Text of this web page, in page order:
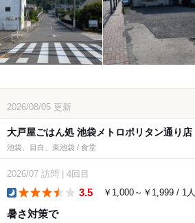
2026/08/05 更新
大戸屋ごはん処 池袋メトロポリタン通り店
池袋、目白、東池袋 / 食堂
2026/07 訪問 4回目
3.5 ￥1,000～￥1,999 / 1人
暑さ対策で